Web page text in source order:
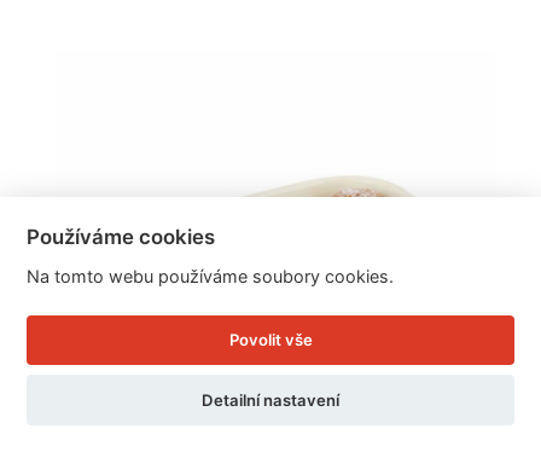
Používáme cookies
Na tomto webu používáme soubory cookies.
Povolit vše
Detailní nastavení